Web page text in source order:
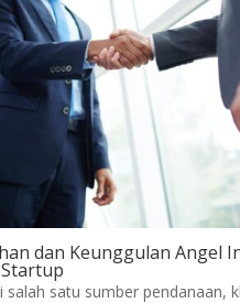
dan Keunggulan Angel
salah satu sumber pendanaan,